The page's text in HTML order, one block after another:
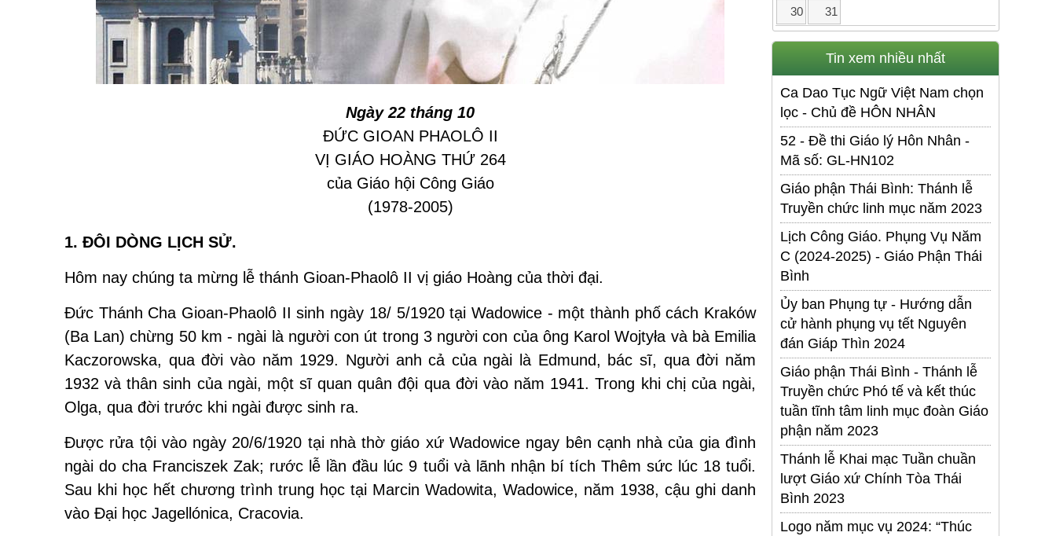
Ngày 22 tháng 10
ÐỨC GIOAN PHAOLÔ II
VỊ GIÁO HOÀNG THỨ 264
của Giáo hội Công Giáo
(1978-2005)
1. ĐÔI DÒNG LỊCH SỬ.
Hôm nay chúng ta mừng lễ thánh Gioan-Phaolô II vị giáo Hoàng của thời đại.
Đức Thánh Cha Gioan-Phaolô II sinh ngày 18/ 5/1920 tại Wadowice - một thành phố cách Kraków
(Ba Lan) chừng 50 km - ngài là người con út trong 3 người con của ông Karol Wojtyła và bà Emilia
Kaczorowska, qua đời vào năm 1929. Người anh cả của ngài là Edmund, bác sĩ, qua đời năm
1932 và thân sinh của ngài, một sĩ quan quân đội qua đời vào năm 1941. Trong khi chị của ngài,
Olga, qua đời trước khi ngài được sinh ra.
Được rửa tội vào ngày 20/6/1920 tại nhà thờ giáo xứ Wadowice ngay bên cạnh nhà của gia đình
ngài do cha Franciszek Zak; rước lễ lần đầu lúc 9 tuổi và lãnh nhận bí tích Thêm sức lúc 18 tuổi.
Sau khi học hết chương trình trung học tại Marcin Wadowita, Wadowice, năm 1938, cậu ghi danh
vào Đại học Jagellónica, Cracovia.
30
31
Tin xem nhiều nhất
Ca Dao Tục Ngữ Việt Nam chọn
lọc - Chủ đề HÔN NHÂN
52 - Đề thi Giáo lý Hôn Nhân -
Mã số: GL-HN102
Giáo phận Thái Bình: Thánh lễ
Truyền chức linh mục năm 2023
Lịch Công Giáo. Phụng Vụ Năm
C (2024-2025) - Giáo Phận Thái
Bình
Ủy ban Phụng tự - Hướng dẫn
cử hành phụng vụ tết Nguyên
đán Giáp Thìn 2024
Giáo phận Thái Bình - Thánh lễ
Truyền chức Phó tế và kết thúc
tuần tĩnh tâm linh mục đoàn Giáo
phận năm 2023
Thánh lễ Khai mạc Tuần chuần
lượt Giáo xứ Chính Tòa Thái
Bình 2023
Logo năm mục vụ 2024: “Thúc